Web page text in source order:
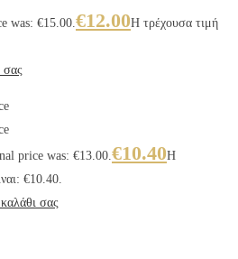
was: €15.00.€12.00Η τρέχουσα τιμή
σας
price was: €13.00.€10.40Η
€10.40.
σας